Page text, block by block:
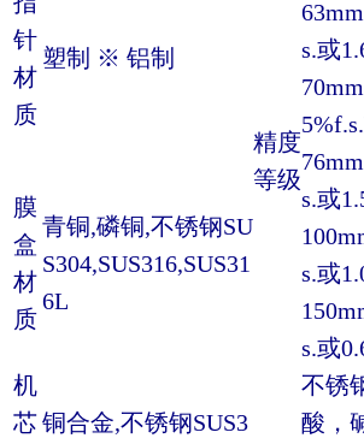
针
材
质
塑制 ※ 铝制
精度
等级
s.或
s.或
s.或
s.或
膜
盒
材
质
青铜,磷铜,不锈钢SU
S304,SUS316,SUS31
6L
机
芯铜合金,不锈钢SUS3
不锈
酸，